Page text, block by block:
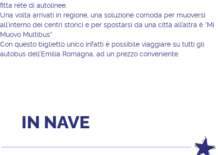
fitta rete di autolinee.
Una volta arrivati in regione, una soluzione comoda per muoversi
all’interno dei centri storici e per spostarsi da una città all’altra è “Mi
Muovo Multibus”
Con questo biglietto unico infatti è possibile viaggiare su tutti gli
autobus dell’Emilia Romagna, ad un prezzo conveniente.
IN NAVE